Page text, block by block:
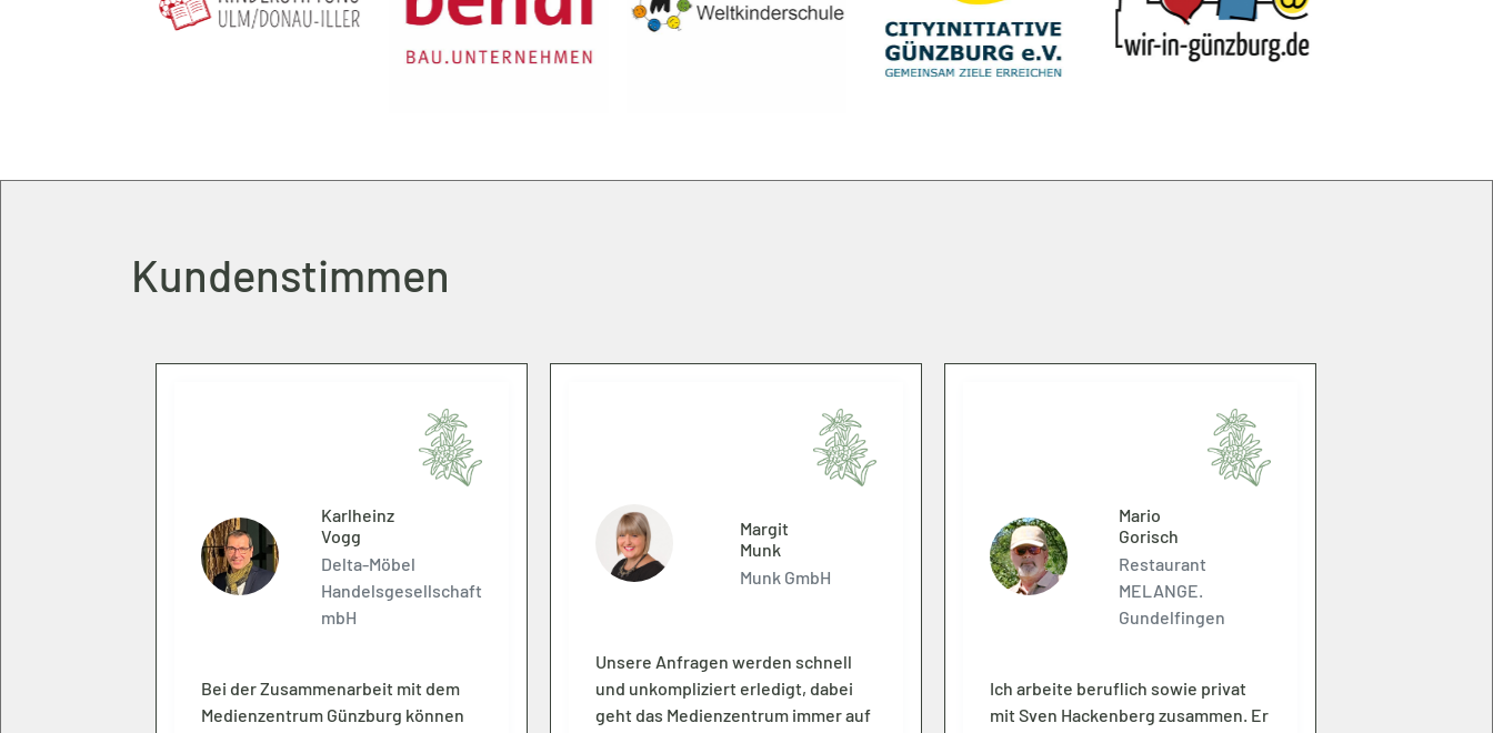
Kundenstimmen
Karlheinz
Vogg
Delta-Möbel
Handelsgesellschaft
mbH
Bei der Zusammenarbeit mit dem
Medienzentrum Günzburg können
Margit
Munk
Munk GmbH
Unsere Anfragen werden schnell
und unkompliziert erledigt, dabei
geht das Medienzentrum immer auf
Mario
Gorisch
Restaurant
MELANGE.
Gundelfingen
Ich arbeite beruflich sowie privat
mit Sven Hackenberg zusammen. Er